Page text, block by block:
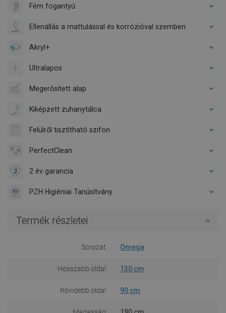
Fém fogantyú
Ellenállás a mattulással és korrózióval szemben
Akryl+
Ultralapos
Megerősített alap
Kiképzett zuhanytálca
Felülről tisztítható szifon
PerfectClean
2 év garancia
PZH Higiéniai Tanúsítvány
Termék részletei
Sorozat Omega
Hosszabb oldal 130 cm
Rövidebb oldal 90 cm